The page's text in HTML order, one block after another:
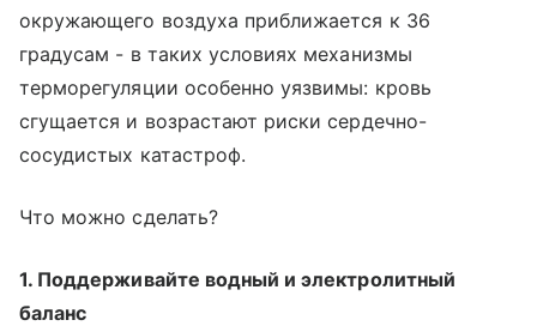
окружающего воздуха приближается к 36
градусам - в таких условиях механизмы
терморегуляции особенно уязвимы: кровь
сгущается и возрастают риски сердечно-
сосудистых катастроф.
Что можно сделать?
1. Поддерживайте водный и электролитный
баланс